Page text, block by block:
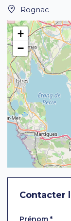
Rognac
+
−
Contacter
Laissez ce
Prénom *